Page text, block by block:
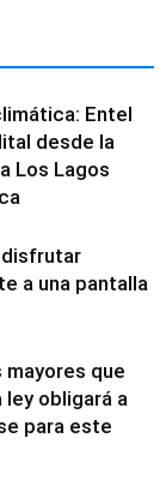
Entel
desde la
Los Lagos
disfrutar
a una pantalla
que
obligará a
para este